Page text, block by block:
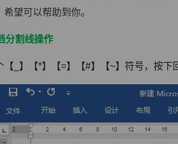
望可以帮助到你。
分割线操作
【_】【*】【=】【#】【~】符号，按下